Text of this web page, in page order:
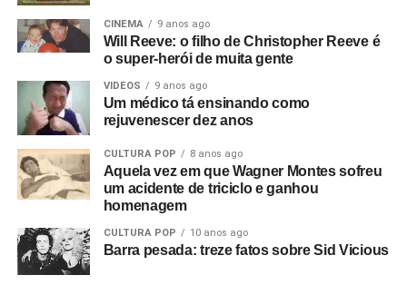
CINEMA 9 anos ago
Will Reeve: o filho de Christopher Reeve é
o super-herói de muita gente
VIDEOS 9 anos ago
Um médico tá ensinando como
rejuvenescer dez anos
CULTURA POP 8 anos ago
Aquela vez em que Wagner Montes sofreu
um acidente de triciclo e ganhou
homenagem
CULTURA POP 10 anos ago
Barra pesada: treze fatos sobre Sid Vicious